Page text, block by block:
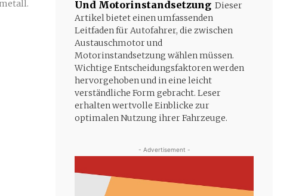
Und Motorinstandsetzung Dieser
Artikel bietet einen umfassenden
Leitfaden für Autofahrer, die zwischen
Austauschmotor und
Motorinstandsetzung wählen müssen.
Wichtige Entscheidungsfaktoren werden
hervorgehoben und in eine leicht
verständliche Form gebracht. Leser
erhalten wertvolle Einblicke zur
optimalen Nutzung ihrer Fahrzeuge.
- Advertisement -